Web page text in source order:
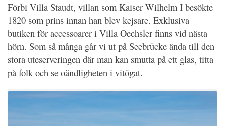
Förbi Villa Staudt, villan som Kaiser Wilhelm I besökte
1820 som prins innan han blev kejsare. Exklusiva
butiken för accessoarer i Villa Oechsler finns vid nästa
hörn. Som så många går vi ut på Seebrücke ända till den
stora uteserveringen där man kan smutta på ett glas, titta
på folk och se oändligheten i vitögat.